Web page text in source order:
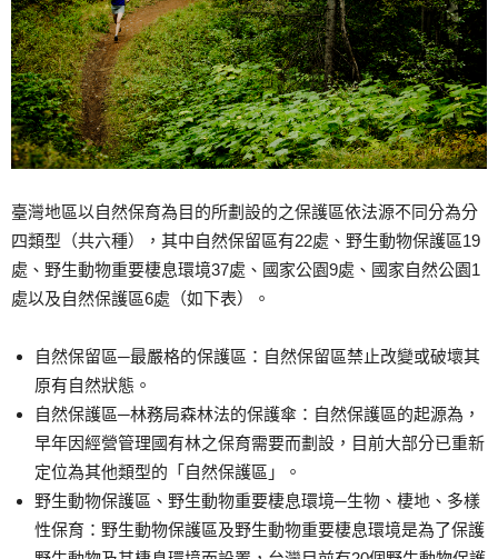
臺灣地區以自然保育為目的所劃設的之保護區依法源不同分為分
四類型（共六種），其中自然保留區有22處、野生動物保護區19
處、野生動物重要棲息環境37處、國家公園9處、國家自然公園1
處以及自然保護區6處（如下表）。
自然保留區─最嚴格的保護區：自然保留區禁止改變或破壞其
原有自然狀態。
自然保護區─林務局森林法的保護傘：自然保護區的起源為，
早年因經營管理國有林之保育需要而劃設，目前大部分已重新
定位為其他類型的「自然保護區」。
野生動物保護區、野生動物重要棲息環境─生物、棲地、多樣
性保育：野生動物保護區及野生動物重要棲息環境是為了保護